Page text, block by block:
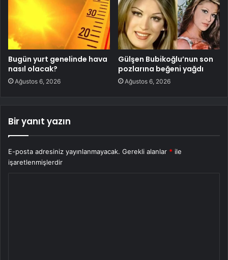
Bugün yurt genelinde hava
nasıl olacak?
Ağustos 6, 2026
Gülşen Bubikoğlu’nun son
pozlarına beğeni yağdı
Ağustos 6, 2026
Bir yanıt yazın
E-posta adresiniz yayınlanmayacak. Gerekli alanlar * ile
işaretlenmişlerdir